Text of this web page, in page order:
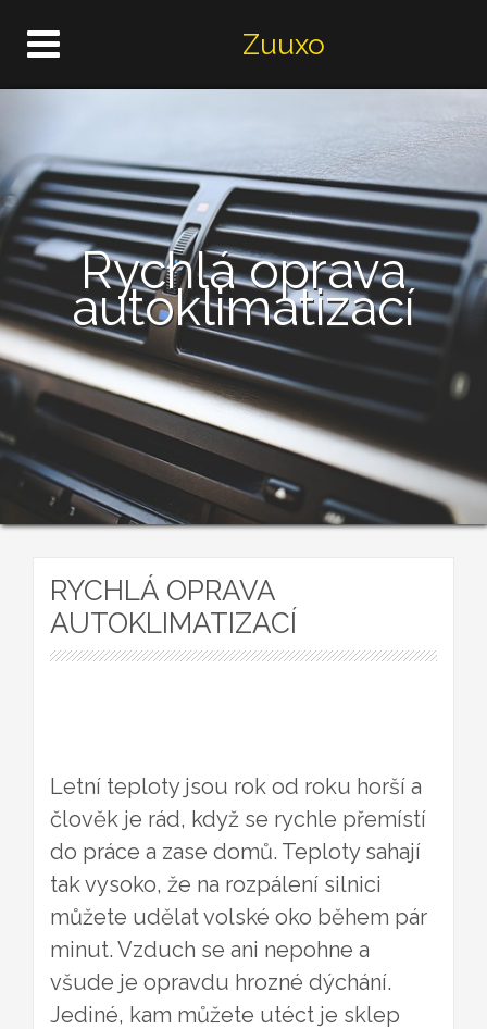
Zuuxo
Rychlá oprava
autoklimatizací
RYCHLÁ OPRAVA
AUTOKLIMATIZACÍ
Letní teploty jsou rok od roku horší a
člověk je rád, když se rychle přemístí
do práce a zase domů. Teploty sahají
tak vysoko, že na rozpálení silnici
můžete udělat volské oko během pár
minut. Vzduch se ani nepohne a
všude je opravdu hrozné dýchání.
Jediné, kam můžete utéct je sklep